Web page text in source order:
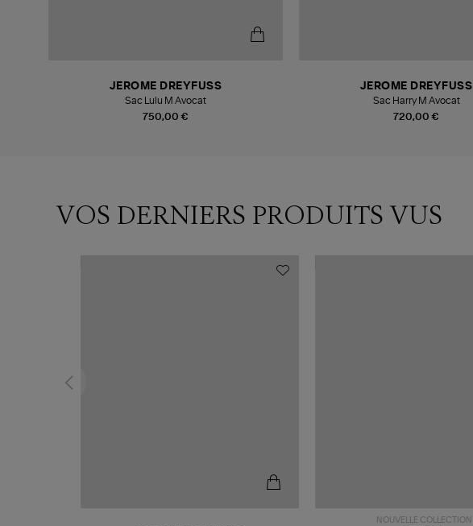
750,00 €
JEROME DREYFUSS
Sac Lulu M Avocat
720,00 €
JEROME DREYFUSS
Sac Harry M Avocat
VOS DERNIERS PRODUITS VUS
NOUVELLE COLLECTION